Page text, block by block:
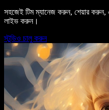
সহজেই টিম ম্যানেজ করুন, শেয়ার
লাইভ করুন।
স্টুডিও চালু করুন